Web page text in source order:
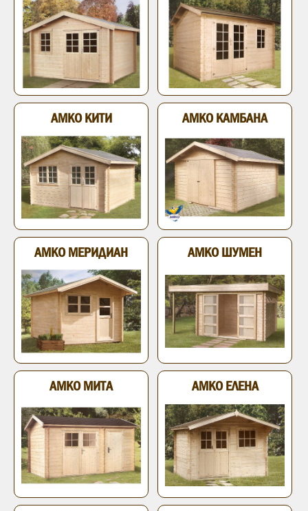
АМКО КИТИ АМКО КАМБАНА
АМКО МЕРИДИАН АМКО ШУМЕН
АМКО МИТА АМКО ЕЛЕНА